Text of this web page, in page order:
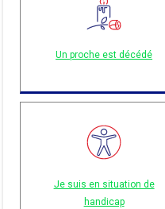
Un proche est décédé
Je suis en situation de
handicap